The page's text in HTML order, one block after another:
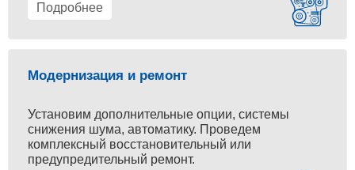
Подробнее
Модернизация и ремонт
Установим дополнительные опции, системы
снижения шума, автоматику. Проведем
комплексный восстановительный или
предупредительный ремонт.